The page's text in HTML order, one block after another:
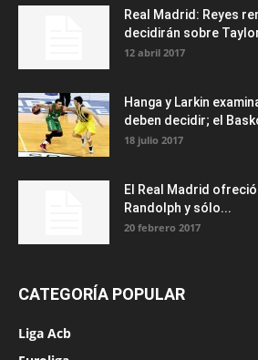
Real Madrid: Reyes
decidirán sobre
12 abril 2017
Hanga y Larkin
deben decidir; el
18 julio 2017
El Real Madrid
Randolph y sólo...
20 febrero 2017
CATEGORÍA POPULAR
Liga Acb